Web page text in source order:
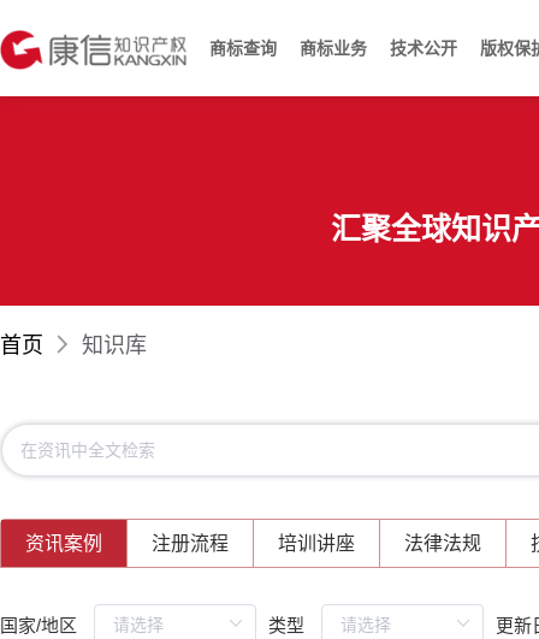
商标查询 商标业务 技术公开 版权保
汇聚全球知识
首页 知识库
资讯案例 注册流程 培训讲座 法律法规
国家/地区 类型 更新